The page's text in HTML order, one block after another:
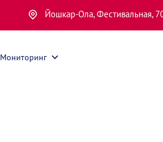
Йошкар-Ола, Фестивальная,
Мониторинг